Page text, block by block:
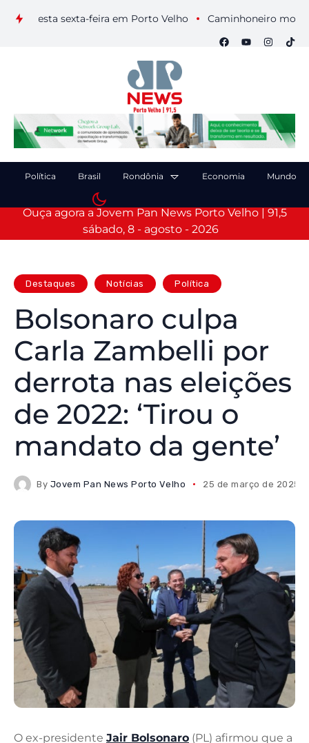
nesta sexta-feira em Porto Velho Caminhoneiro morre
Política Brasil Rondônia Economia Mundo
Ouça agora a Jovem Pan News Porto Velho | 91,5
sábado, 8 - agosto - 2026
Destaques Notícias Política
Bolsonaro culpa
Carla Zambelli por
derrota nas eleições
de 2022: ‘Tirou o
mandato da gente’
By Jovem Pan News Porto Velho 25 de março de 2025
O ex-presidente Jair Bolsonaro (PL) afirmou que a